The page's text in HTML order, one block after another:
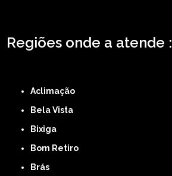
Regiões onde a atende :
Aclimação
Bela Vista
Bixiga
Bom Retiro
Brás